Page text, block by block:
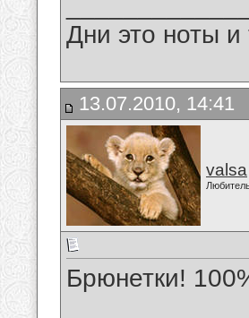
Дни это ноты
13.07.2010, 14:41
valsa
Брюнетки!